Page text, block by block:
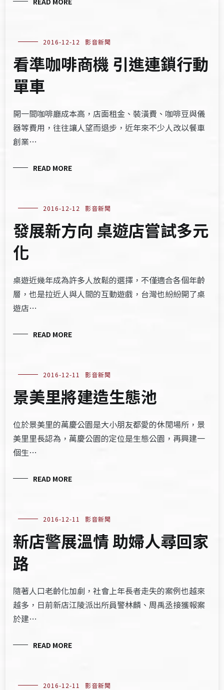
2016-12-12 影音新聞
看準咖啡商機 引進連鎖行動
單車
開一間咖啡廳成本高，店面租金、裝潢費、咖啡豆與儀
器等費用，往往讓人望而退步，近年來不少人改以餐車
創業…
READ MORE
2016-12-12 影音新聞
發展新方向 桌遊店嘗試多元
化
桌遊近幾年成為許多人放鬆的選擇，不僅適合各個年齡
層，也是拉近人與人間的互動遊戲，台灣也紛紛開了桌
遊店…
READ MORE
2016-12-11 影音新聞
景美里將建造生態池
位於景美里的萬慶公園是大小朋友都愛的休閒場所，景
美里里長認為，萬慶公園的定位是生態公園，再興建一
個生…
READ MORE
2016-12-11 影音新聞
新店警展溫情 助婦人尋回家
路
隨著人口老齡化加劇，社會上年長者走失的案例也越來
越多，日前新店江陵派出所員警林麟、周禹丞接獲報案
於建…
READ MORE
2016-12-11 影音新聞